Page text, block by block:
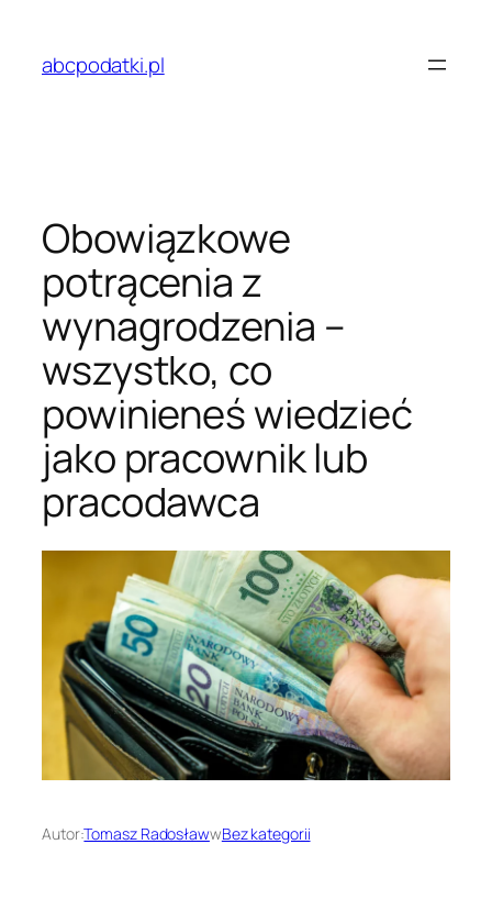
treściabcpodatki.pl
Obowiązkowe
potrącenia z
wynagrodzenia –
wszystko, co
powinieneś wiedzieć
jako pracownik lub
pracodawca
Autor:Tomasz RadosławwBez kategorii